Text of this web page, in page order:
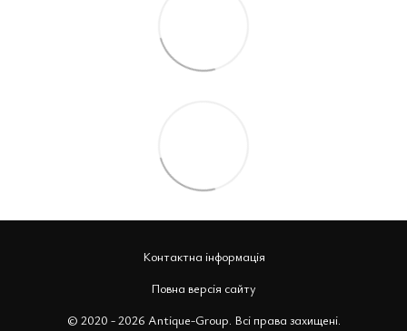
Контактна інформація
Повна версія сайту
© 2020 - 2026 Antique-Group. Всі права захищені.